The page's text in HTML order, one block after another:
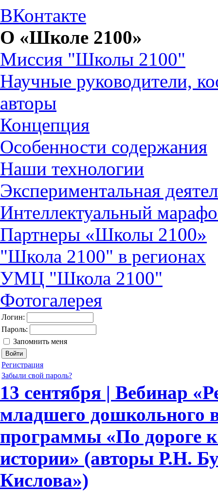
ВКонтакте
О «Школе 2100»
Миссия "Школы 2100"
Научные руководители,
авторы
Концепция
Особенности содержания
Наши технологии
Экспериментальная
Интеллектуальный
Партнеры «Школы 2100»
"Школа 2100" в регионах
УМЦ "Школа 2100"
Фотогалерея
Логин:
Пароль:
Запомнить меня
Регистрация
Забыли свой пароль?
13 сентября | Вебинар
младшего дошкольного
программы «По дороге
истории» (авторы Р.Н.
Кислова»)